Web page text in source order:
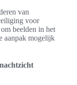
van
voor
beelden in het
aanpak mogelijk